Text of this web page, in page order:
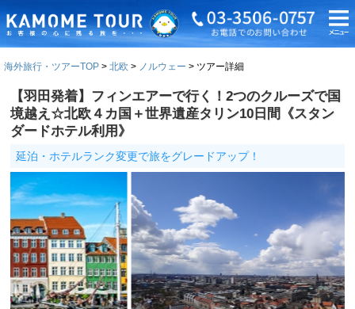
海外旅行・ツアーTOP 北欧 ノルウェー ツアー詳細
【羽田発着】フィンエアーで行く！2つのクルーズで国
境越え☆北欧４カ国＋世界遺産タリン10日間《スタン
ダードホテル利用》
延泊・ホテルランク変更で旅をグレードアップ！